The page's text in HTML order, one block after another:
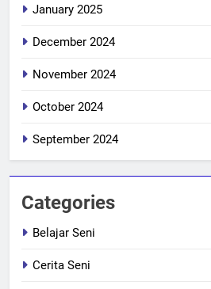
January 2025
December 2024
November 2024
October 2024
September 2024
Categories
Belajar Seni
Cerita Seni